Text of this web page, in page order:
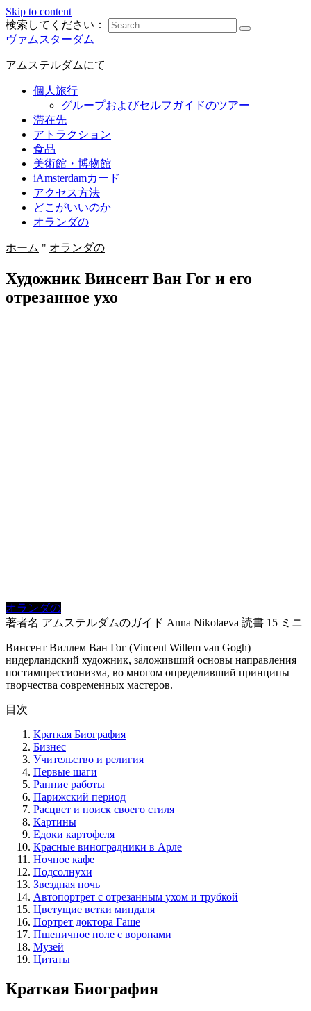
Skip to content
検索してください：
ヴァムスターダム
アムステルダムにて
個人旅行
グループおよびセルフガイドのツアー
滞在先
アトラクション
食品
美術館・博物館
iAmsterdamカード
アクセス方法
どこがいいのか
オランダの
ホーム " オランダの
Художник Винсент Ван Гог и его
отрезанное ухо
オランダの
著者名 アムステルダムのガイド Anna Nikolaeva 読書 15 ミニ
Винсент Виллем Ван Гог (Vincent Willem van Gogh) –
нидерландский художник, заложивший основы направления
постимпрессионизма, во многом определивший принципы
творчества современных мастеров.
目次
Краткая Биография
Бизнес
Учительство и религия
Первые шаги
Ранние работы
Парижский период
Расцвет и поиск своего стиля
Картины
Едоки картофеля
Красные виноградники в Арле
Ночное кафе
Подсолнухи
Звездная ночь
Автопортрет с отрезанным ухом и трубкой
Цветущие ветки миндаля
Портрет доктора Гаше
Пшеничное поле с воронами
Музей
Цитаты
Краткая Биография